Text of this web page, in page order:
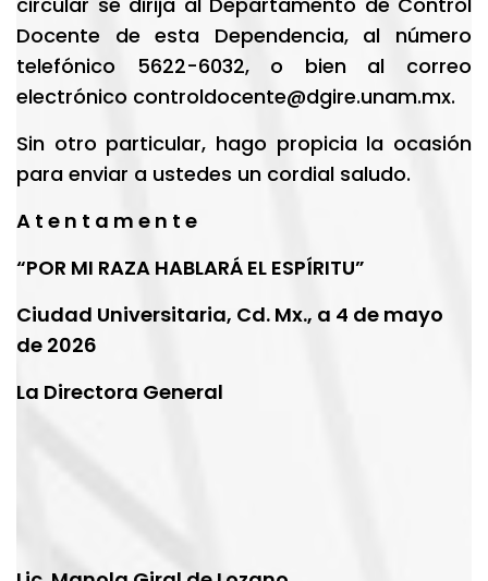
Docente de esta Dependencia, al número
telefónico 5622-6032, o bien al correo
electrónico controldocente@dgire.unam.mx.
Sin otro particular, hago propicia la ocasión
para enviar a ustedes un cordial saludo.
A t e n t a m e n t e
“POR MI RAZA HABLARÁ EL ESPÍRITU”
Ciudad Universitaria, Cd. Mx., a 4 de mayo
de 2026
La Directora General